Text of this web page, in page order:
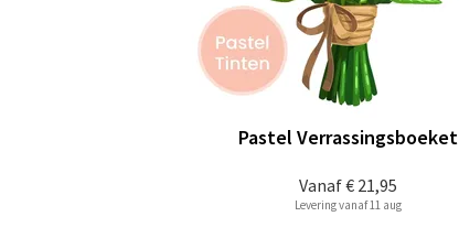
Vanaf€ 21,95
Pastel Verrassingsboeket
Levering vanaf 11 aug